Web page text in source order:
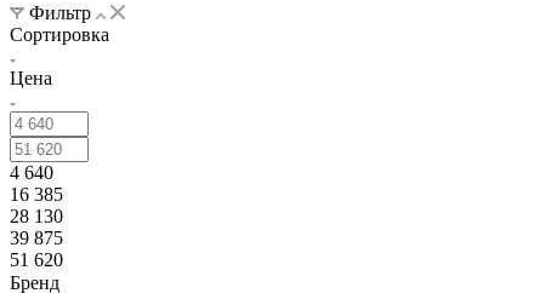
Фильтр
Сортировка
Цена
4 640
16 385
28 130
39 875
51 620
Бренд